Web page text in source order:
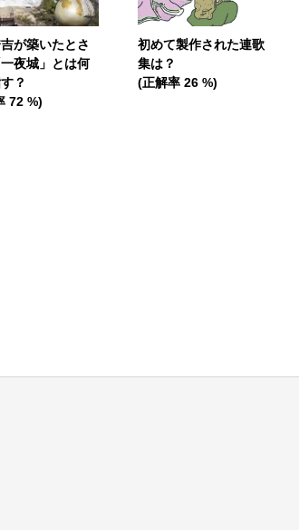
が築いたとさ
夜城」とは何
？
72 %)
初めて製作された連歌
集は？
(正解率 26 %)